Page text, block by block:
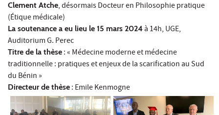
Clement Atche, désormais Docteur en Philosophie pratique
(Étique médicale)
La soutenance a eu lieu le 15 mars 2024à 14h, UGE,
Auditorium G. Perec
Titre de la thèse : « Médecine moderne et médecine
traditionnelle : pratiques et enjeux de la scarification au Sud
du Bénin »
Directeur de thèse : Emile Kenmogne